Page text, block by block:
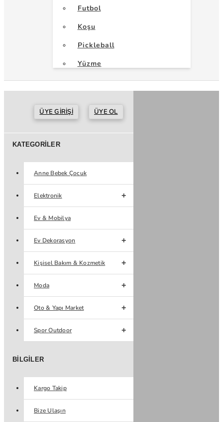
Futbol
Koşu
Pickleball
Yüzme
ÜYE GIRIŞI ÜYE OL
KATEGORILER
Anne Bebek Çocuk
Elektronik
Ev & Mobilya
Ev Dekorasyon
Kişisel Bakım & Kozmetik
Moda
Oto & Yapı Market
Spor Outdoor
BILGILER
Kargo Takip
Bize Ulaşın